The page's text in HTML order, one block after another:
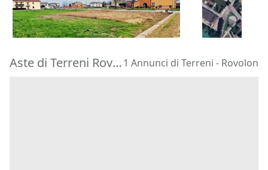
Castegnero (Vicenza)
16/11/2026
Vigodarzere
15/09/2026
Aste di Terreni Rovolon1 Annunci di Terreni - Rovolon